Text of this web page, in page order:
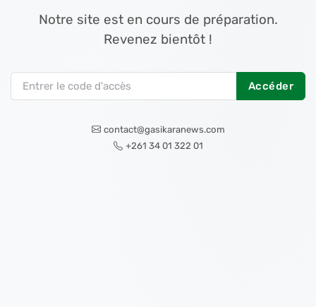
Notre site est en cours de préparation.
Revenez bientôt !
Accéder
contact@gasikaranews.com
+261 34 01 322 01